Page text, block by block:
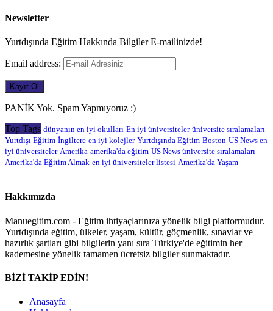
Newsletter
Yurtdışında Eğitim Hakkında Bilgiler E-mailinizde!
Email address:
PANİK Yok. Spam Yapmıyoruz :)
Top Tags dünyanın en iyi okulları En iyi üniversiteler üniversite sıralamaları
Yurtdışı Eğitim İngiltere en iyi kolejler Yurtdışında Eğitim Boston US News en
iyi üniversiteler Amerika amerika'da eğitim US News üniversite sıralamaları
Amerika'da Eğitim Almak en iyi üniversiteler listesi Amerika'da Yaşam
Hakkımızda
Manuegitim.com - Eğitim ihtiyaçlarınıza yönelik bilgi platformudur.
Yurtdışında eğitim, ülkeler, yaşam, kültür, göçmenlik, sınavlar ve
hazırlık şartları gibi bilgilerin yanı sıra Türkiye'de eğitimin her
kademesine yönelik tamamen ücretsiz bilgiler sunmaktadır.
BİZİ TAKİP EDİN!
Anasayfa